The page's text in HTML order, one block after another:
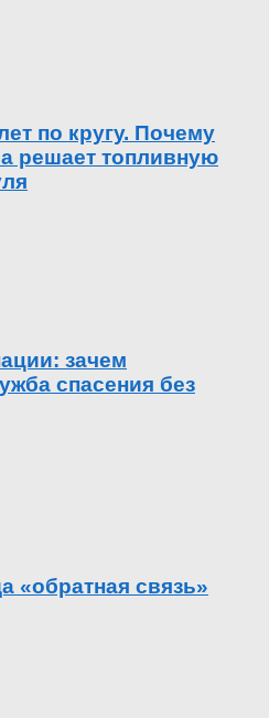
по кругу. Почему
решает топливную
зачем
спасения без
«обратная связь»